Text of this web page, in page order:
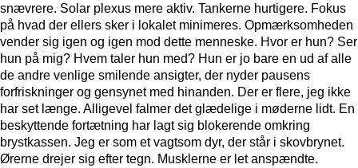
snævrere. Solar plexus mere aktiv. Tankerne hurtigere. Fokus
på hvad der ellers sker i lokalet minimeres. Opmærksomheden
vender sig igen og igen mod dette menneske. Hvor er hun? Ser
hun på mig? Hvem taler hun med? Hun er jo bare en ud af alle
de andre venlige smilende ansigter, der nyder pausens
forfriskninger og gensynet med hinanden. Der er flere, jeg ikke
har set længe. Alligevel falmer det glædelige i møderne lidt. En
beskyttende fortætning har lagt sig blokerende omkring
brystkassen. Jeg er som et vagtsom dyr, der står i skovbrynet.
Ørerne drejer sig efter tegn. Musklerne er let anspændte.